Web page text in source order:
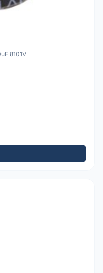
8101V